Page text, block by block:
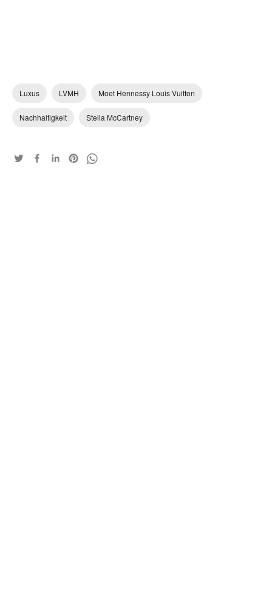
Luxus LVMH Moet Hennessy Louis Vuitton
Nachhaltigkeit Stella McCartney